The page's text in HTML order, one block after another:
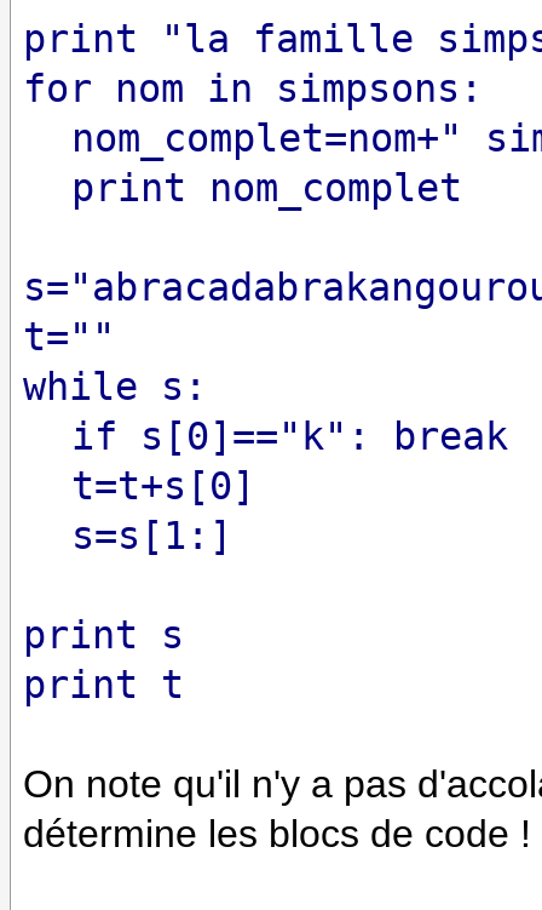
print "la famille
for nom in simpsons:
nom_complet=nom+"
print nom_complet
t=""
while s:
if s[0]=="k": break
t=t+s[0]
s=s[1:]
print s
print t
On note qu'il n'y a pas
détermine les blocs de code !